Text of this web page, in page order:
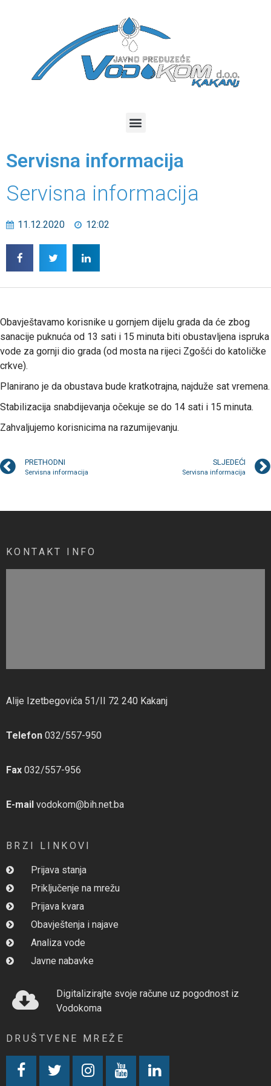
Servisna informacija
Servisna informacija
11.12.2020 12:02
Obavještavamo korisnike u gornjem dijelu grada da će zbog
sanacije puknuća od 13 sati i 15 minuta biti obustavljena ispruka
vode za gornji dio grada (od mosta na rijeci Zgošći do katoličke
crkve).
Planirano je da obustava bude kratkotrajna, najduže sat vremena.
Stabilizacija snabdijevanja očekuje se do 14 sati i 15 minuta.
Zahvaljujemo korisnicima na razumijevanju.
PRETHODNI
Servisna informacija
SLJEDEĆI
Servisna informacija
KONTAKT INFO
Alije Izetbegovića 51/II 72 240 Kakanj
Telefon 032/557-950
Fax 032/557-956
E-mail vodokom@bih.net.ba
BRZI LINKOVI
Prijava stanja
Priključenje na mrežu
Prijava kvara
Obavještenja i najave
Analiza vode
Javne nabavke
Digitalizirajte svoje račune uz pogodnost iz
Vodokoma
DRUŠTVENE MREŽE